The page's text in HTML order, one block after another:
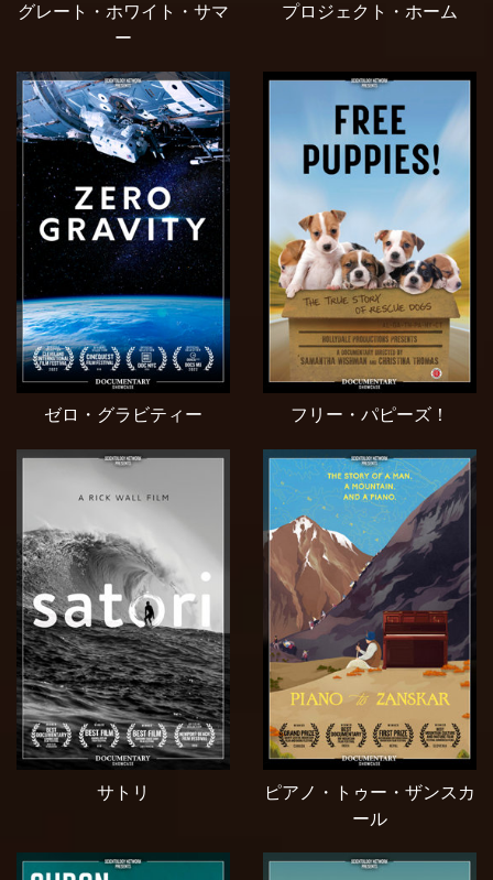
グレート・ホワイト・サマ
ー
プロジェクト・ホーム
ゼロ・グラビティー フリー・パピーズ！
サトリ
ピアノ・トゥー・ザンスカ
ール